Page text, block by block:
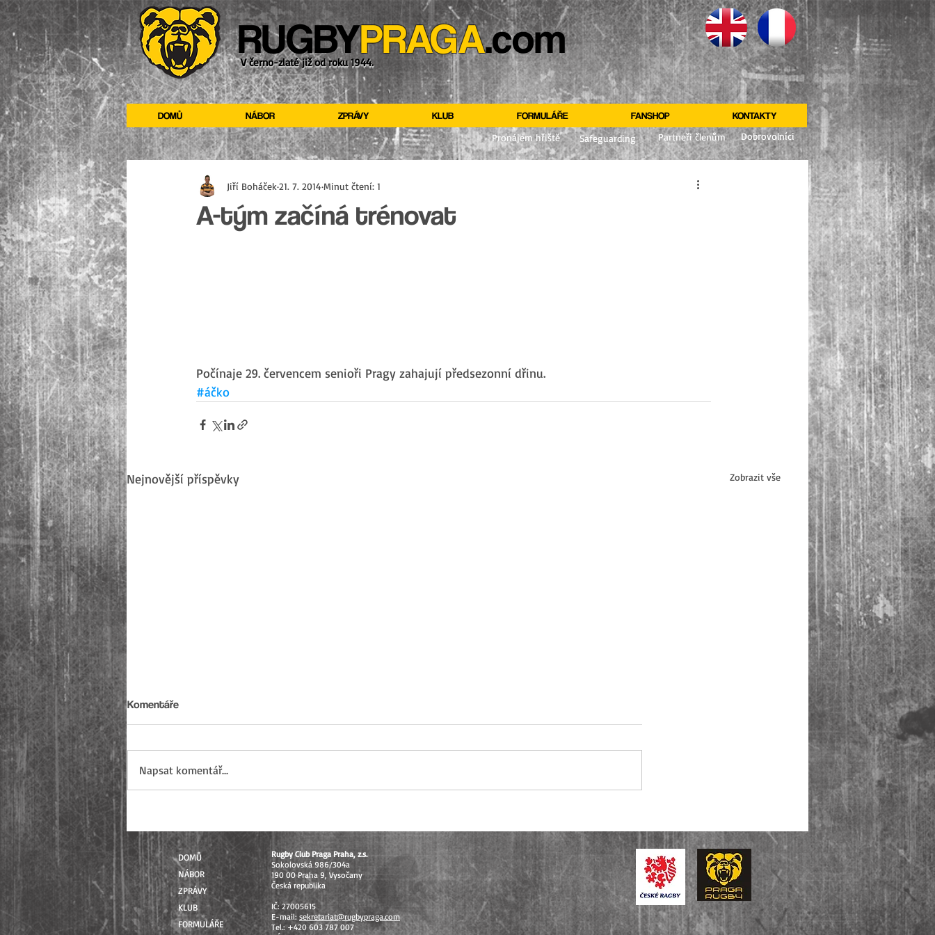
V černo-zlaté již od roku 1944.
DOMŮ NÁBOR ZPRÁVY KLUB FORMULÁŘE FANSHOP
KONTAKTY
Dobrovolníci
Partneři členům
Safeguarding
Pronájem hřiště
A-tým začíná trénovat
Jiří Boháček21. 7. 2014 Minut čtení: 1
Počínaje 29. červencem senioři Pragy zahajují předsezonní dřinu.
#áčko
Nejnovější příspěvky Zobrazit vše
Přebory ČR
sedmičkách
celostátní lize.
Komentáře
Napsat komentář...
RUGBYPRAGA.com
DOMŮ
NÁBOR
ZPRÁVY
KLUB
FORMULÁŘE
Rugby Club Praga Praha, z.s.
Sokolovská 986/304a
190 00 Praha 9, Vysočany
Česká republika
IČ: 27005615
E-mail: sekretariat@rugbypraga.com
Tel.: +420 603 787 007